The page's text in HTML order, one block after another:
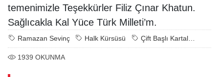
temenimizle Teşekkürler Filiz Çınar Khatun.
Sağlıcakla Kal Yüce Türk Milleti’m.
Ramazan Sevinç Halk Kürsüsü Çift Başlı Kartal…
1939 OKUNMA